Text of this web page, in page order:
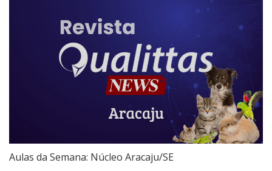
Aulas da Semana: Núcleo Aracaju/SE